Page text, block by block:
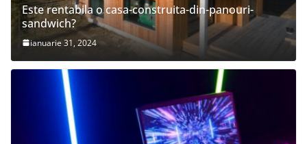
Este rentabila o casa-construita-din-panouri-
sandwich?
ianuarie 31, 2024